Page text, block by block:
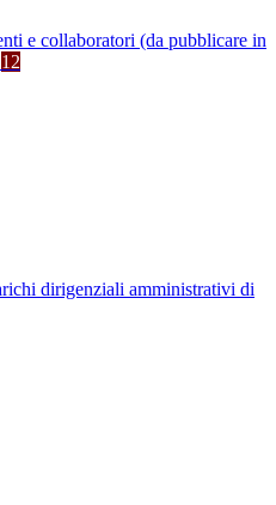
e collaboratori (da pubblicare in
12
dirigenziali amministrativi di